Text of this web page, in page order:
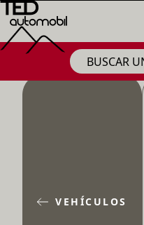
BUSCAR
VEHÍCULOS